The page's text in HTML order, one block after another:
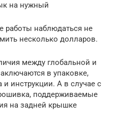
на нужный
работы наблюдаться не
несколько долларов.
между глобальной и
в упаковке,
и инструкции. А в случае с
поддерживаемые
на задней крышке